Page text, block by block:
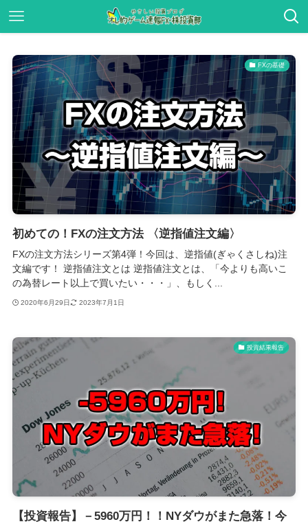
FXの基礎
初めての！FXの注文方法 〈逆指値注文編〉
FXの注文方法シリーズ第4弾！今回は、逆指値(ぎゃくさしね)注
文編です！ 逆指値注文とは 逆指値注文とは、「今よりも高いこ
の為替レート以上で買いたい・・・」、もしく...
2020年6月29日 2023年7月1日
投資結果報告
【投資報告】－5960万円！！NYダウがまた急落！今